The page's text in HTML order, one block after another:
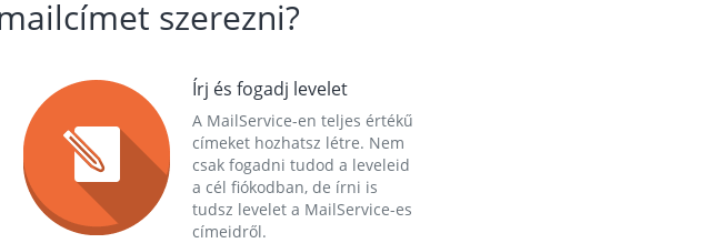
szerezni?
Írj és fogadj levelet
A MailService-en teljes értékű
címeket hozhatsz létre. Nem
csak fogadni tudod a leveleid
a cél fiókodban, de írni is
tudsz levelet a MailService-es
címeidről.